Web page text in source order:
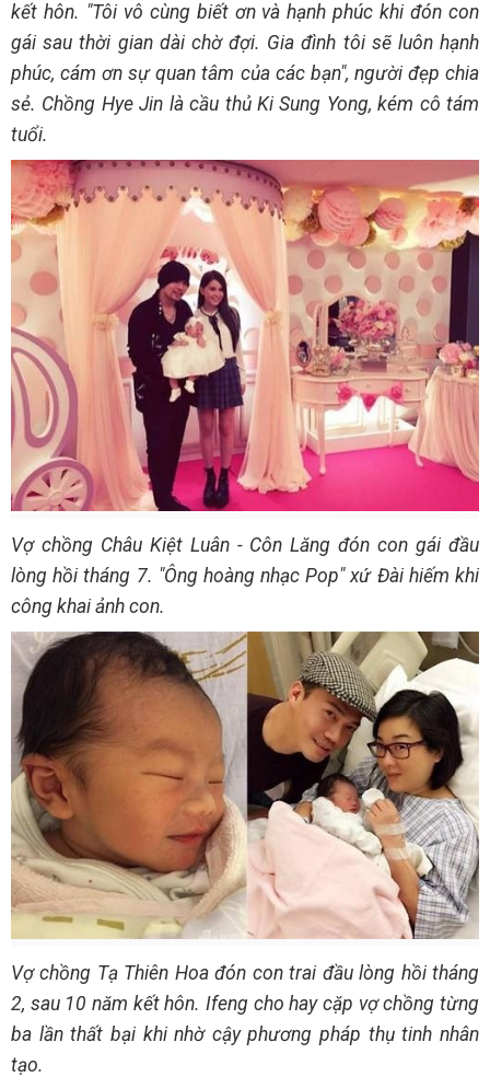
kết hôn. "Tôi vô cùng biết ơn và hạnh phúc khi đón con
gái sau thời gian dài chờ đợi. Gia đình tôi sẽ luôn hạnh
phúc, cám ơn sự quan tâm của các bạn", người đẹp chia
sẻ. Chồng Hye Jin là cầu thủ Ki Sung Yong, kém cô tám
tuổi.
Vợ chồng Châu Kiệt Luân - Côn Lăng đón con gái đầu
lòng hồi tháng 7. "Ông hoàng nhạc Pop" xứ Đài hiếm khi
công khai ảnh con.
Vợ chồng Tạ Thiên Hoa đón con trai đầu lòng hồi tháng
2, sau 10 năm kết hôn. Ifeng cho hay cặp vợ chồng từng
ba lần thất bại khi nhờ cậy phương pháp thụ tinh nhân
tạo.